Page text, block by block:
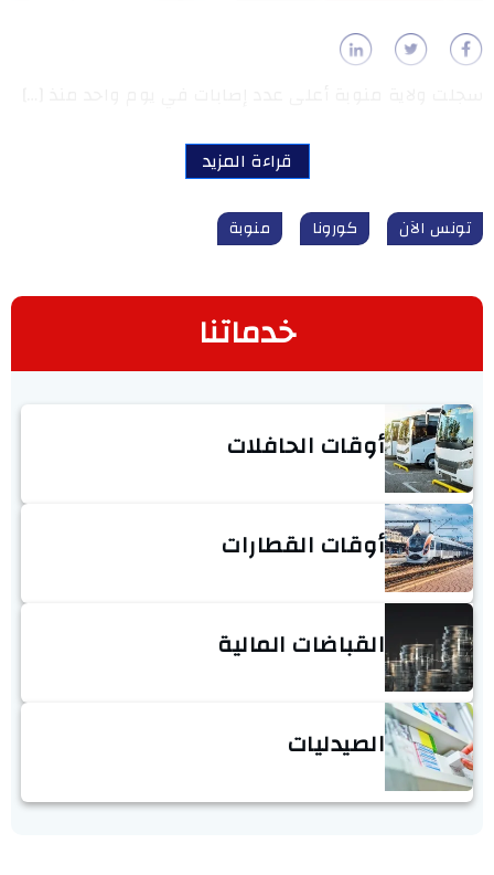
قراءة المزيد
تونس الآن كورونا منوبة
خدماتنا
أوقات الحافلات
أوقات القطارات
القباضات المالية
الصيدليات